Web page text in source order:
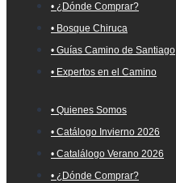
• ¿Dónde Comprar?
• Bosque Chiruca
• Guías Camino de Santiago
• Expertos en el Camino
• Quienes Somos
• Catálogo Invierno 2026
• Catalálogo Verano 2026
• ¿Dónde Comprar?